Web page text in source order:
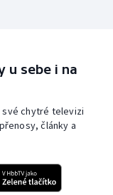
u sebe i na
své chytré televizi
články a